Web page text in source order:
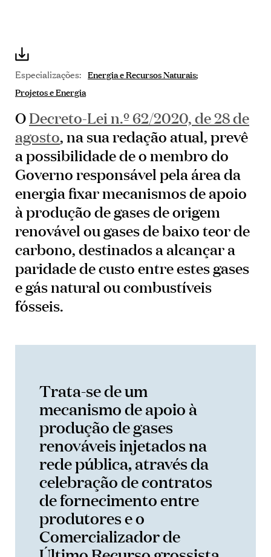
Especializações: Energia e Recursos Naturais
Projetos e Energia
ODecreto-Lei n.º 62/2020, de 28 de
agosto, na sua redação atual, prevê
a possibilidade de o membro do
Governo responsável pela área da
energia fixar mecanismos de apoio
à produção de gases de origem
renovável ou gases de baixo teor de
carbono, destinados a alcançar a
paridade de custo entre estes gases
e gás natural ou combustíveis
fósseis.
Trata-se de um
mecanismo de apoio à
produção de gases
renováveis injetados na
rede pública, através da
celebração de contratos
de fornecimento entre
produtores e o
Comercializador de